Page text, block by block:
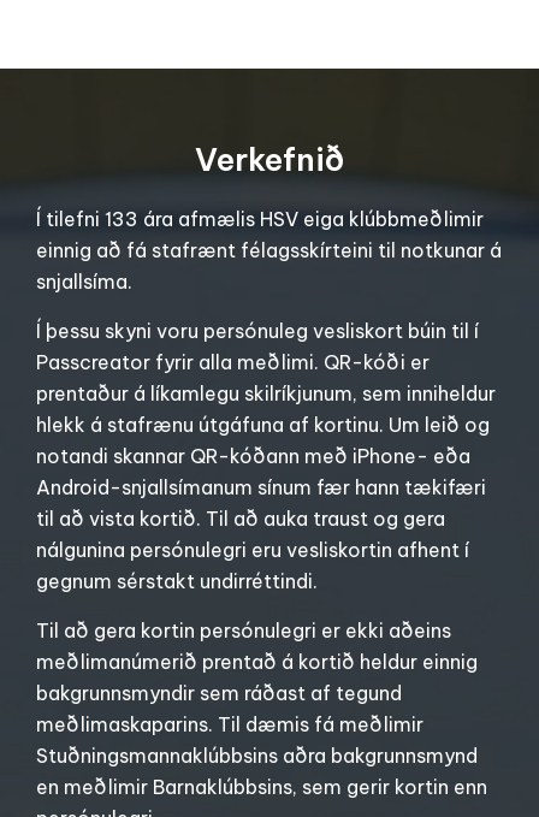
Verkefnið
Í tilefni 133 ára afmælis HSV eiga klúbbmeðlimir
einnig að fá stafrænt félagsskírteini til notkunar á
snjallsíma.
Í þessu skyni voru persónuleg vesliskort búin til í
Passcreator fyrir alla meðlimi. QR-kóði er
prentaður á líkamlegu skilríkjunum, sem inniheldur
hlekk á stafrænu útgáfuna af kortinu. Um leið og
notandi skannar QR-kóðann með iPhone- eða
Android-snjallsímanum sínum fær hann tækifæri
til að vista kortið. Til að auka traust og gera
nálgunina persónulegri eru vesliskortin afhent í
gegnum sérstakt undirréttindi.
Til að gera kortin persónulegri er ekki aðeins
meðlimanúmerið prentað á kortið heldur einnig
bakgrunnsmyndir sem ráðast af tegund
meðlimaskaparins. Til dæmis fá meðlimir
Stuðningsmannaklúbbsins aðra bakgrunnsmynd
en meðlimir Barnaklúbbsins, sem gerir kortin enn